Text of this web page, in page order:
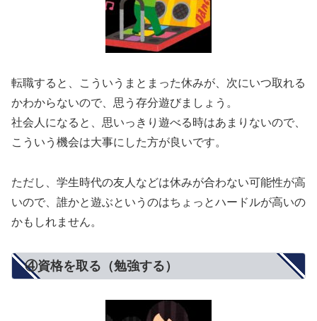
転職すると、こういうまとまった休みが、次にいつ取れる
かわからないので、思う存分遊びましょう。
社会人になると、思いっきり遊べる時はあまりないので、
こういう機会は大事にした方が良いです。
ただし、学生時代の友人などは休みが合わない可能性が高
いので、誰かと遊ぶというのはちょっとハードルが高いの
かもしれません。
④資格を取る（勉強する）